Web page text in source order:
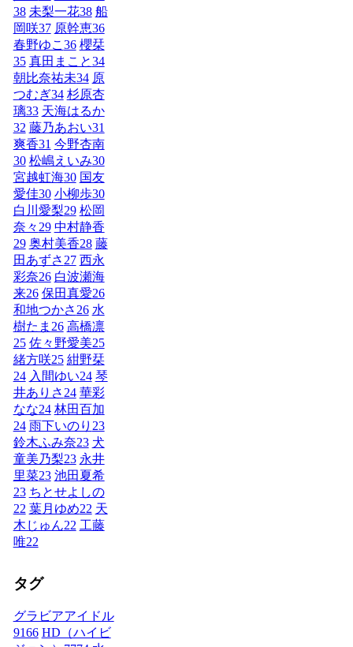
38 未梨一花38 船
岡咲37 原幹恵36
春野ゆこ 36 櫻栞
35 真田まこと34
朝比奈祐未34 原
つむぎ34 杉原杏
璃33 天海はるか
32 藤乃あおい31
爽香31 今野杏南
30 松嶋えいみ30
宮越虹海30 国友
愛佳30 小柳歩30
白川愛梨29 松岡
奈々 29 中村静香
29 奥村美香28 藤
田あずさ 27 西永
彩奈26 白波瀬海
来26 保田真愛26
和地つかさ 26 水
樹たま 26 高橋凛
25 佐々野愛美25
緒方咲25 紺野栞
24 入間ゆい24 琴
井ありさ 24 華彩
なな24 林田百加
24 雨下いのり 23
鈴木ふみ奈23 犬
童美乃梨23 永井
里菜23 池田夏希
23 ちとせよしの
22 葉月ゆめ22 天
木じゅん22 工藤
唯22
タグ
グラビアアイドル
9166 HD（ハイビ